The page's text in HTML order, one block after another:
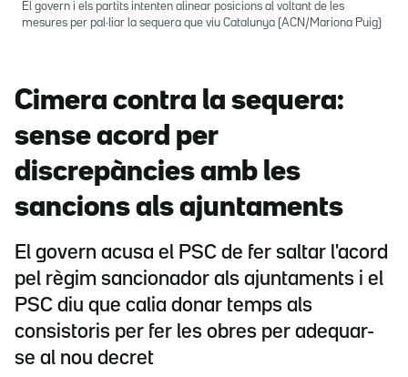
El govern i els partits intenten alinear posicions al voltant de les
mesures per pal·liar la sequera que viu Catalunya (ACN/Mariona Puig)
Cimera contra la sequera:
sense acord per
discrepàncies amb les
sancions als ajuntaments
El govern acusa el PSC de fer saltar l'acord
pel règim sancionador als ajuntaments i el
PSC diu que calia donar temps als
consistoris per fer les obres per adequar-
se al nou decret